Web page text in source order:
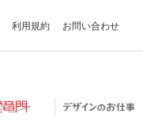
利用規約 お問い合わせ